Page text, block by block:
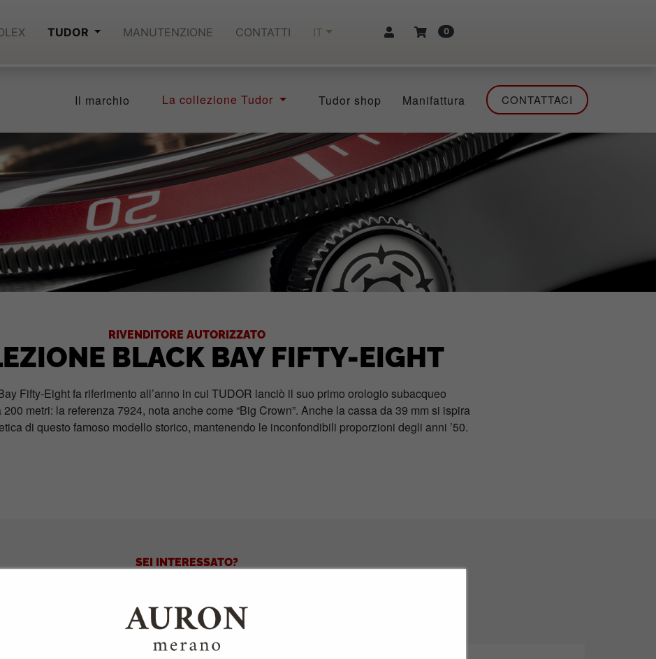
0
TUDOR MANUTENZIONE CONTATTI IT
Il marchio La collezione Tudor Tudor shop Manifattura CONTATTACI
RIVENDITORE AUTORIZZATO
BLACK BAY FIFTY-EIGHT
Fifty-Eight fa riferimento all’anno in cui TUDOR lanciò il suo primo orologio subacqueo
metri: la referenza 7924, nota anche come “Big Crown”. Anche la cassa da 39 mm si ispira
di questo famoso modello storico, mantenendo le inconfondibili proporzioni degli anni ’50.
SEI INTERESSATO?
Cognome